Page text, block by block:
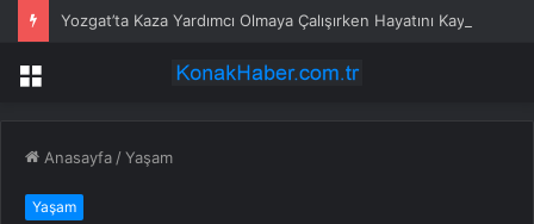
Menü
Anasayfa /Yaşam
Yaşam